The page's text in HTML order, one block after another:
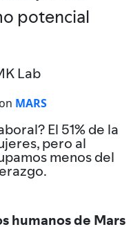
potencial
Lab
MARS
El 51% de la
pero al
menos del
humanos de Mars